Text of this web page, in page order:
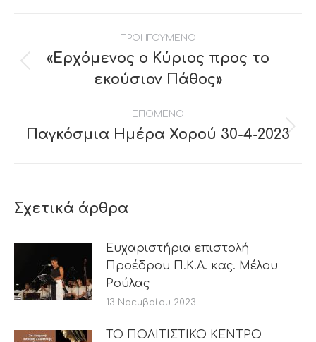
navigation
ΠΡΟΗΓΟΥΜΕΝΟ
Previous
post:
«Ερχόμενος ο Κύριος προς το
εκούσιον Πάθος»
ΕΠΟΜΕΝΟ
Next
Παγκόσμια Ημέρα Χορού 30-4-2023
Σχετικά άρθρα
Ευχαριστήρια επιστολή
Προέδρου Π.Κ.Α. κας. Μέλου
Ρούλας
13 Νοεμβρίου 2023
ΤΟ ΠΟΛΙΤΙΣΤΙΚΟ ΚΕΝΤΡΟ